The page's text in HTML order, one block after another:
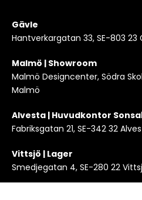
Gävle
Hantverkargatan 33, SE-803 23
Malmö | Showroom
Malmö Designcenter, Södra
Malmö
Alvesta | Huvudkontor
Fabriksgatan 21, SE-342 32
Vittsjö | Lager
Smedjegatan 4, SE-280 22